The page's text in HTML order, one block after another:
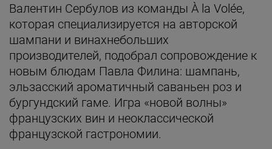
Валентин Сербулов из команды À la Volée,
которая специализируется на авторской
шампани и винахнебольших
производителей, подобрал сопровождение к
новым блюдам Павла Филина: шампань,
эльзасский ароматичный саваньен роз и
бургундский гаме. Игра «новой волны»
французских вин и неоклассической
французской гастрономии.